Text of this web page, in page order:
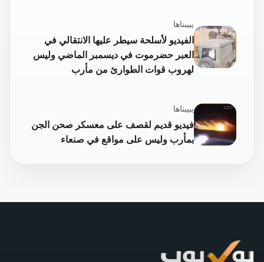
يبيبناها
الفيديو لأسلحة سيطر عليها الانتقالي في
العبر حضرموت في ديسمبر الماضي وليس
لهروب قوات الطوارئ من مأرب
يبيبناها
فيديو قديم لقصف على معسكر صحن الجن
بمأرب وليس على مواقع في صنعاء